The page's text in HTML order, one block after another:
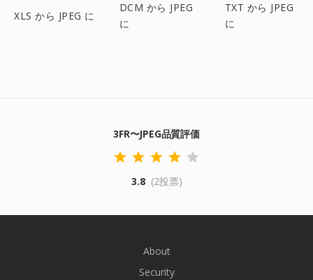
XLS から JPEG に
DCM から JPEG
に
TXT から JPEG
に
3FR〜JPEG品質評価
3.8 (2投票)
About
Security